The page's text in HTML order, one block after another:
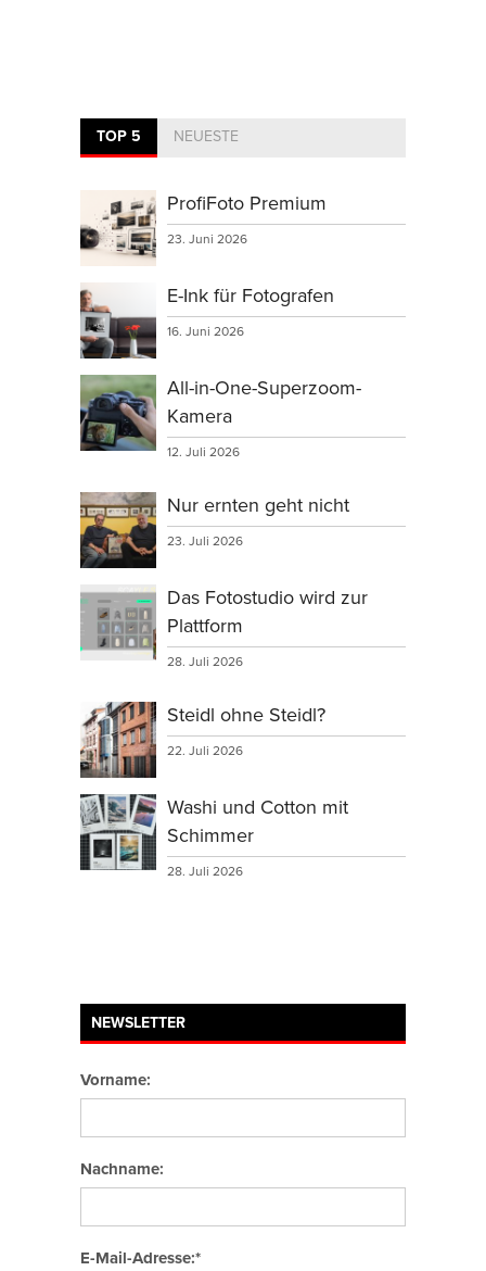
TOP 5 NEUESTE
ProfiFoto Premium
23. Juni 2026
E-Ink für Fotografen
16. Juni 2026
All-in-One-Superzoom-
Kamera
12. Juli 2026
Nur ernten geht nicht
23. Juli 2026
Das Fotostudio wird zur
Plattform
28. Juli 2026
Steidl ohne Steidl?
22. Juli 2026
Washi und Cotton mit
Schimmer
28. Juli 2026
NEWSLETTER
Vorname:
Nachname:
E-Mail-Adresse:*